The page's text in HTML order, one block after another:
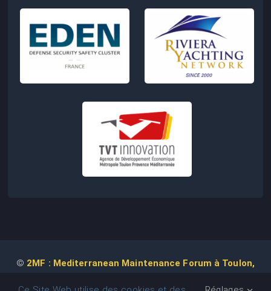
© 2MF : Mediterranean Maintenance Forum à Toulon,